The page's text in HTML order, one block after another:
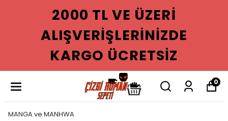
2000 TL VE ÜZERI
ALIŞVERIŞLERINIZDE
KARGO ÜCRETSIZ
0
MANGA ve MANHWA